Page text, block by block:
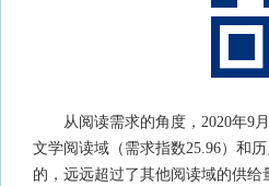
从阅读需求的角度，2020年9
文学阅读域（需求指数25.96）和
的，远远超过了其他阅读域的供给